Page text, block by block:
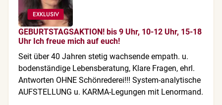
GEBURTSTAGSAKTION! bis 9 Uhr, 10-12 Uhr, 15-18
Uhr Ich freue mich auf euch!
Seit über 40 Jahren stetig wachsende empath. u.
bodenständige Lebensberatung, Klare Fragen, ehrl.
Antworten OHNE Schönrederei!!! System-analytische
AUFSTELLUNG u. KARMA-Legungen mit Lenormand.